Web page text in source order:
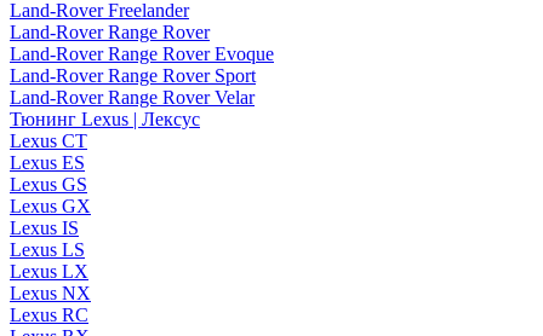
Land-Rover Freelander
Land-Rover Range Rover
Land-Rover Range Rover Evoque
Land-Rover Range Rover Sport
Land-Rover Range Rover Velar
Тюнинг Lexus | Лексус
Lexus CT
Lexus ES
Lexus GS
Lexus GX
Lexus IS
Lexus LS
Lexus LX
Lexus NX
Lexus RC